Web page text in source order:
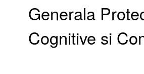
Generala
Cognitive si